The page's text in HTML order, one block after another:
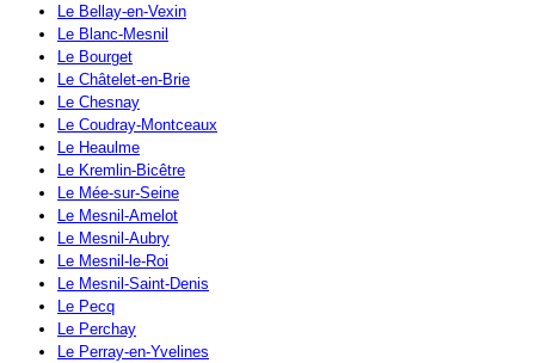
Le Bellay-en-Vexin
Le Blanc-Mesnil
Le Bourget
Le Châtelet-en-Brie
Le Chesnay
Le Coudray-Montceaux
Le Heaulme
Le Kremlin-Bicêtre
Le Mée-sur-Seine
Le Mesnil-Amelot
Le Mesnil-Aubry
Le Mesnil-le-Roi
Le Mesnil-Saint-Denis
Le Pecq
Le Perchay
Le Perray-en-Yvelines